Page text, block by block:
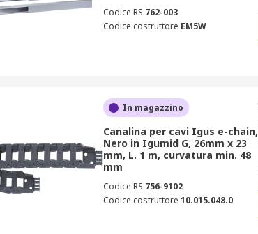
Codice RS 762-003
Codice costruttore EM5W
In magazzino
Canalina per cavi Igus e-chain,
Nero in Igumid G, 26mm x 23
mm, L. 1 m, curvatura min. 48
mm
Codice RS 756-9102
Codice costruttore 10.015.048.0